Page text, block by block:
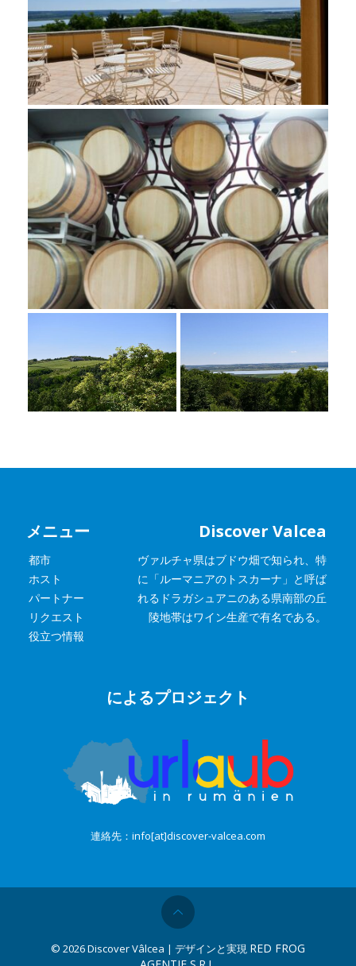
メニュー
都市
ホスト
パートナー
リクエスト
役立つ情報
Discover Valcea
ヴァルチャ県はブドウ畑で知られ、特
に「ルーマニアのトスカーナ」と呼ば
れるドラガシュアニのある県南部の丘
陵地帯はワイン生産で有名である。
によるプロジェクト
連絡先：info[at]discover-valcea.com
© 2026 Discover Vâlcea | デザインと実現 RED FROG